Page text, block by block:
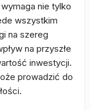
nie tylko
wszystkim
na szereg
na przyszłe
inwestycji.
prowadzić do